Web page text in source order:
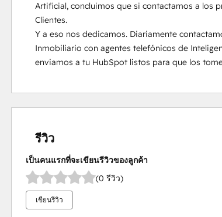
Artificial, concluimos que si contactamos a los
Clientes.
Y a eso nos dedicamos. Diariamente
Inmobiliario con agentes telefónicos de
enviamos a tu HubSpot listos para que los
รีวิว
เป็นคนแรกที่จะเขียนรีวิวของลูกค้า
(0 รีวิว)
เขียนรีวิว